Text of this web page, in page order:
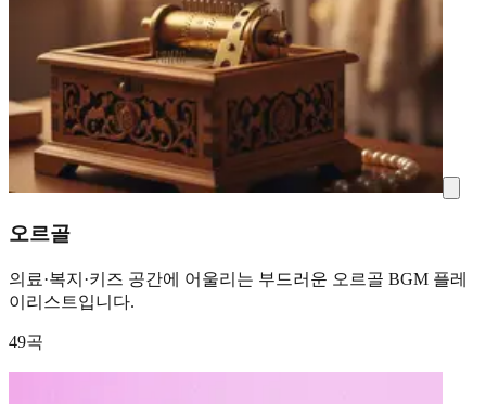
오르골
의료·복지·키즈 공간에 어울리는 부드러운 오르골 BGM 플레
이리스트입니다.
49곡